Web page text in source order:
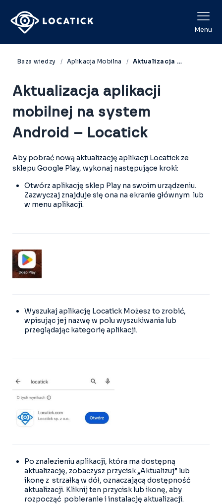
Menu
View Categories
Baza wiedzy Aplikacja Mobilna Aktualizacja aplikacji mobilnej na system Android – Locatick
Aktualizacja aplikacji
mobilnej na system
Android – Locatick
Aby pobrać nową aktualizację aplikacji Locatick ze
sklepu Google Play, wykonaj następujące kroki:
Otwórz aplikację sklep Play na swoim urządzeniu.
Zazwyczaj znajduje się ona na ekranie głównym lub
w menu aplikacji.
Wyszukaj aplikację Locatick Możesz to zrobić,
wpisując jej nazwę w polu wyszukiwania lub
przeglądając kategorię aplikacji.
Po znalezieniu aplikacji, która ma dostępną
aktualizację, zobaczysz przycisk „Aktualizuj” lub
ikonę z strzałką w dół, oznaczającą dostępność
aktualizacji. Kliknij ten przycisk lub ikonę, aby
rozpocząć pobieranie i instalację aktualizacji.